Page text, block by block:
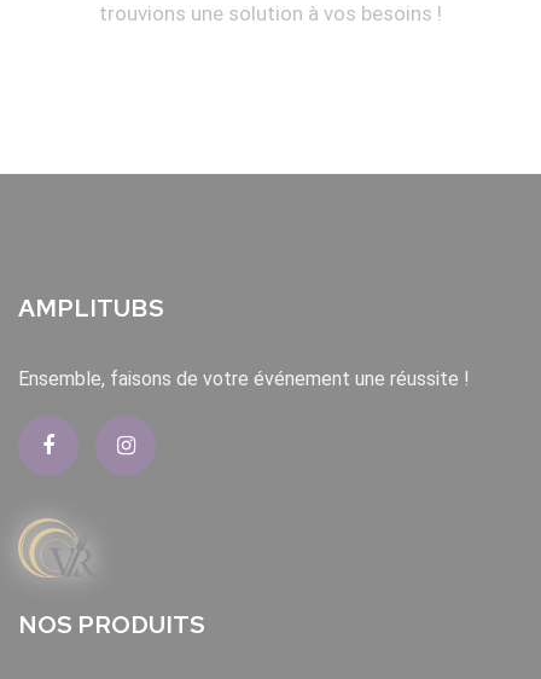
trouvions une solution à vos besoins !
AMPLITUBS
Ensemble, faisons de votre événement une réussite !
NOS PRODUITS